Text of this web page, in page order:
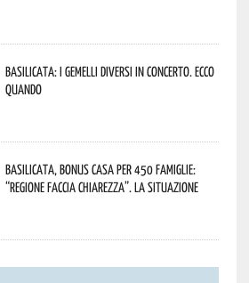
Basilicata: i Gemelli DiVersi in concerto. Ecco
quando
Basilicata, Bonus casa per 450 famiglie:
“Regione faccia chiarezza”. La situazione